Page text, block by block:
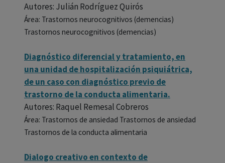
Autores: Julián Rodríguez Quirós
Área: Trastornos neurocognitivos (demencias)
Trastornos neurocognitivos (demencias)
Diagnóstico diferencial y tratamiento, en
una unidad de hospitalización psiquiátrica,
de un caso con diagnóstico previo de
trastorno de la conducta alimentaria.
Autores: Raquel Remesal Cobreros
Área: Trastornos de ansiedad Trastornos de ansiedad
Trastornos de la conducta alimentaria
Dialogo creativo en contexto de